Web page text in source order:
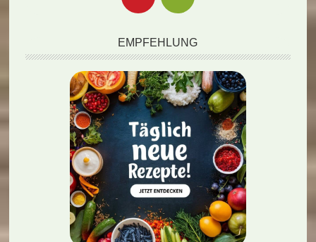
EMPFEHLUNG